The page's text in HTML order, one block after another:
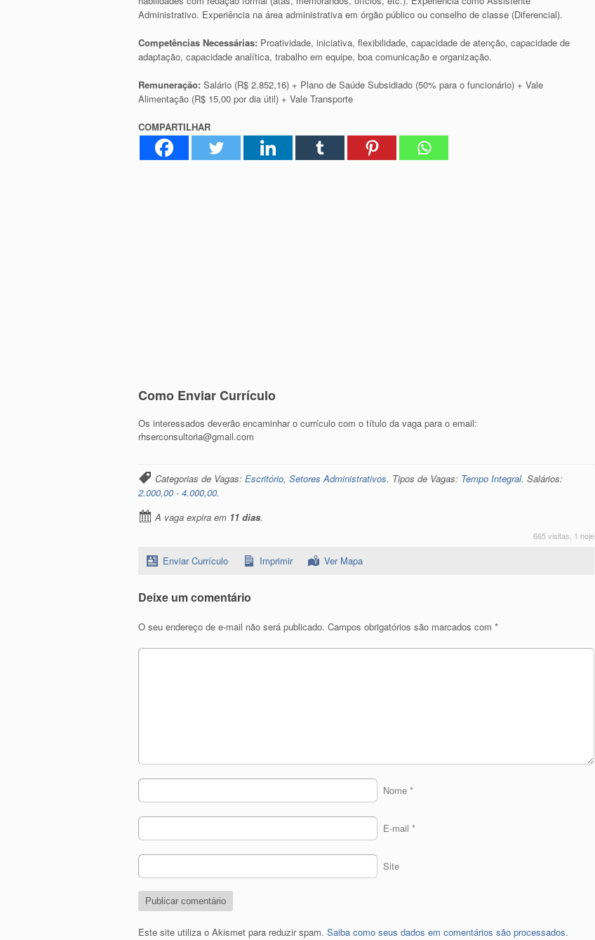
Administrativo. Experiência na área administrativa em órgão público ou conselho de classe (Diferencial).
Competências Necessárias: Proatividade, iniciativa, flexibilidade, capacidade de atenção, capacidade de
adaptação, capacidade analítica, trabalho em equipe, boa comunicação e organização.
Remuneração: Salário (R$ 2.852,16) + Plano de Saúde Subsidiado (50% para o funcionário) + Vale
Alimentação (R$ 15,00 por dia útil) + Vale Transporte
COMPARTILHAR
Como Enviar Currículo
Os interessados deverão encaminhar o currículo com o título da vaga para o email:
rhserconsultoria@gmail.com
Categorias de Vagas: Escritório, Setores Administrativos. Tipos de Vagas: Tempo Integral. Salários:
2.000,00 - 4.000,00.
A vaga expira em 11 dias.
665 visitas, 1 hoje
Enviar Currículo Imprimir Ver Mapa
Deixe um comentário
O seu endereço de e-mail não será publicado. Campos obrigatórios são marcados com *
Nome *
E-mail *
Site
Este site utiliza o Akismet para reduzir spam. Saiba como seus dados em comentários são processados.